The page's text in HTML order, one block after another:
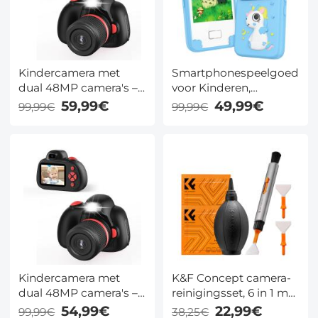
Kindercamera met
dual 48MP camera's –
autofocus, 30 frames, 6
3-12 jaar – Kentfaith
99,99€ 59,99€
Smartphonespeelgoed
voor Kinderen,
Dubbele Camera's, 2,8"
99,99€ 49,99€
Kindercamera met
dual 48MP camera's –
autofocus, 30 frames, 6
99,99€ 54,99€
K&F Concept camera-
reinigingsset, 6 in 1 met
stofzuigerdoek*2,
38,25€ 22,99€